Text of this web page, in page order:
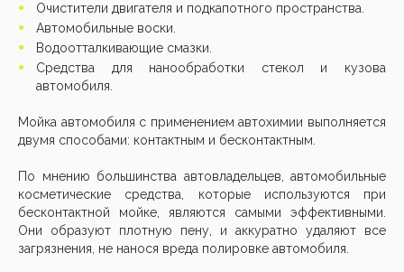
Очистители двигателя и подкапотного пространства.
Автомобильные воски.
Водоотталкивающие смазки.
Средства для нанообработки стекол и кузова
автомобиля.
Мойка автомобиля с применением автохимии выполняется
двумя способами: контактным и бесконтактным.
По мнению большинства автовладельцев, автомобильные
косметические средства, которые используются при
бесконтактной мойке, являются самыми эффективными.
Они образуют плотную пену, и аккуратно удаляют все
загрязнения, не нанося вреда полировке автомобиля.